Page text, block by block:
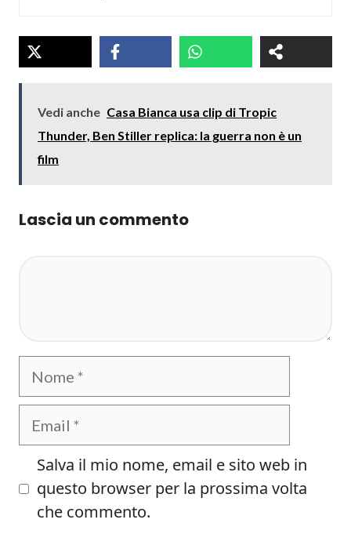
Vedi anche Casa Bianca usa clip di Tropic
Thunder, Ben Stiller replica: la guerra non è un
film
Lascia un commento
Nome
Email
Salva il mio nome, email e sito web in
questo browser per la prossima volta
che commento.